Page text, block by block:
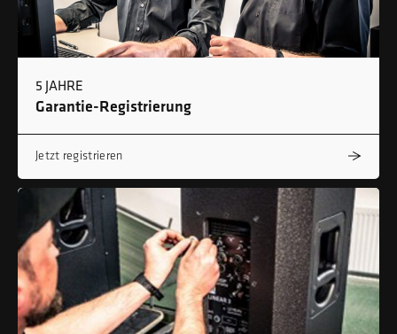
5 JAHRE
Garantie-Registrierung
Jetzt registrieren